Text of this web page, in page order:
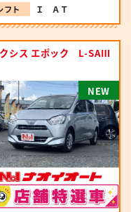
フト Ｉ ＡＴ
シス エポック L-SAⅢ
NE W